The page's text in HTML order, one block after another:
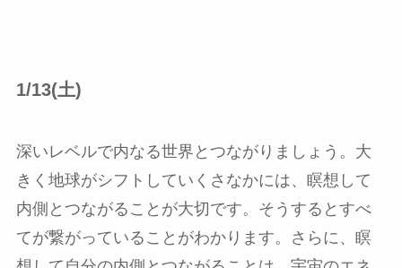
1/13(土)
深いレベルで内なる世界とつながりましょう。大
きく地球がシフトしていくさなかには、瞑想して
内側とつながることが大切です。そうするとすべ
てが繋がっていることがわかります。さらに、瞑